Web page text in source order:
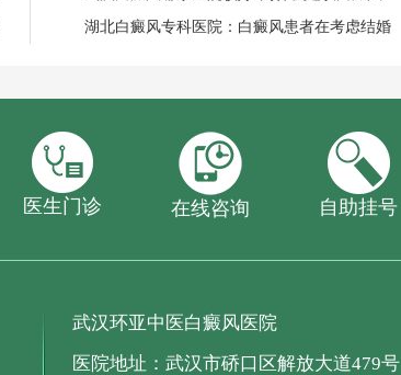
湖北白癜风专科医院：白癜风患者在考虑结婚
医生门诊 在线咨询 自助挂号
武汉环亚中医白癜风医院
医院地址：武汉市硚口区解放大道479号